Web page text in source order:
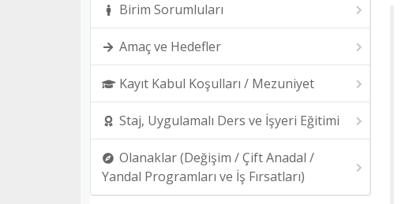
Birim Sorumluları
Amaç ve Hedefler
Kayıt Kabul Koşulları / Mezuniyet
Staj, Uygulamalı Ders ve İşyeri Eğitimi
Olanaklar (Değişim / Çift Anadal /
Yandal Programları ve İş Fırsatları)